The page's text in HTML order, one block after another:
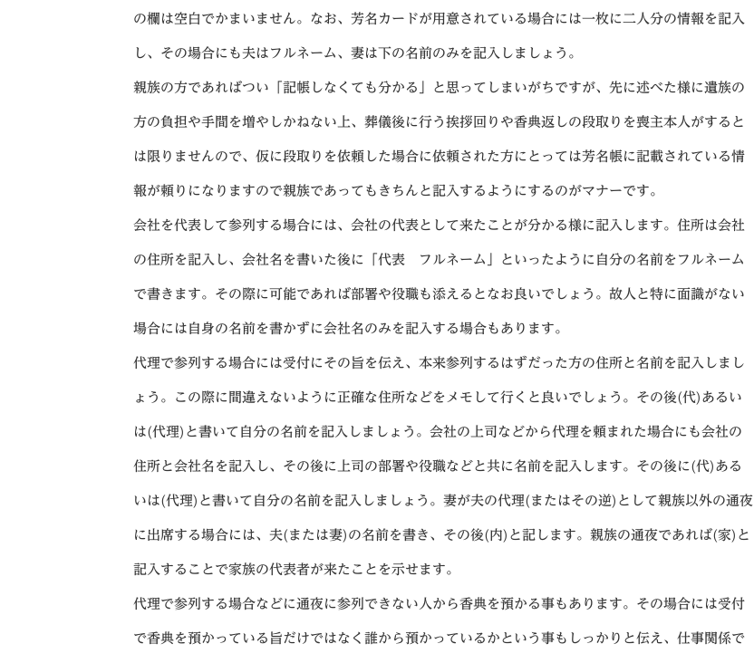
の欄は空白でかまいません。なお、芳名カードが用意されている場合には一枚に二人分の情報を記入
し、その場合にも夫はフルネーム、妻は下の名前のみを記入しましょう。
親族の方であればつい「記帳しなくても分かる」と思ってしまいがちですが、先に述べた様に遺族の
方の負担や手間を増やしかねない上、葬儀後に行う挨拶回りや香典返しの段取りを喪主本人がすると
は限りませんので、仮に段取りを依頼した場合に依頼された方にとっては芳名帳に記載されている情
報が頼りになりますので親族であってもきちんと記入するようにするのがマナーです。
会社を代表して参列する場合には、会社の代表として来たことが分かる様に記入します。住所は会社
の住所を記入し、会社名を書いた後に「代表 フルネーム」といったように自分の名前をフルネーム
で書きます。その際に可能であれば部署や役職も添えるとなお良いでしょう。故人と特に面識がない
場合には自身の名前を書かずに会社名のみを記入する場合もあります。
代理で参列する場合には受付にその旨を伝え、本来参列するはずだった方の住所と名前を記入しまし
ょう。この際に間違えないように正確な住所などをメモして行くと良いでしょう。その後(代)あるい
は(代理)と書いて自分の名前を記入しましょう。会社の上司などから代理を頼まれた場合にも会社の
住所と会社名を記入し、その後に上司の部署や役職などと共に名前を記入します。その後に(代)ある
いは(代理)と書いて自分の名前を記入しましょう。妻が夫の代理(またはその逆)として親族以外の通夜
に出席する場合には、夫(または妻)の名前を書き、その後(内)と記します。親族の通夜であれば(家)と
記入することで家族の代表者が来たことを示せます。
代理で参列する場合などに通夜に参列できない人から香典を預かる事もあります。その場合には受付
で香典を預かっている旨だけではなく誰から預かっているかという事もしっかりと伝え、仕事関係で